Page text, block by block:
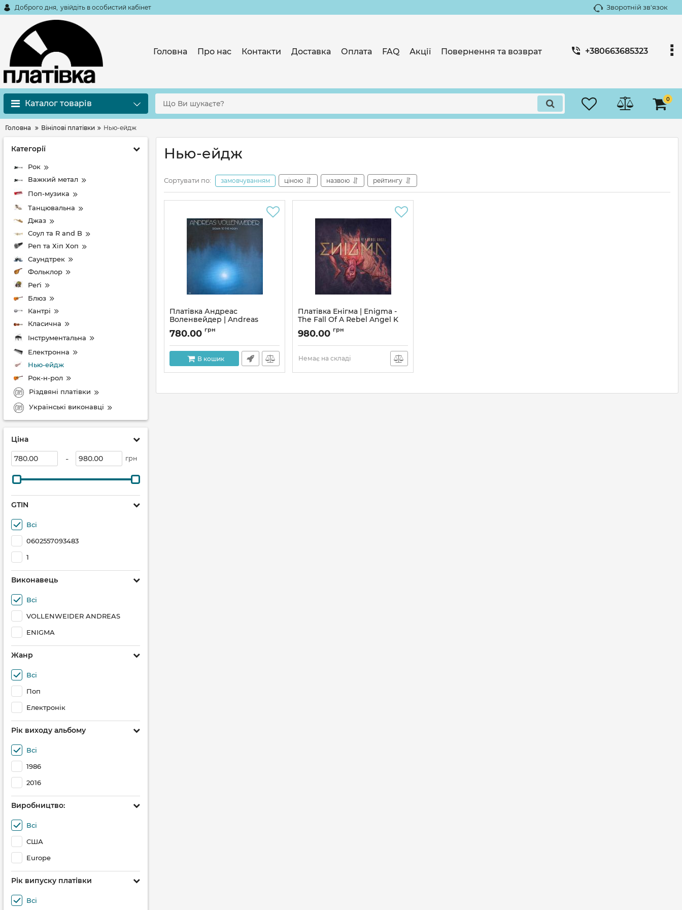
Доброго дня, увійдіть в особистий кабінет Зворотній зв'язок
Головна Про нас Контакти Доставка Оплата FAQ Акції Повернення та возврат +380663685323
Каталог товарів 0
Головна Вінілові платівки Нью-ейдж
Категорії
Рок
Важкий метал
Поп-музика
Танцювальна
Джаз
Соул та R and B
Реп та Хіп Хоп
Саундтрек
Фольклор
Реґі
Блюз
Кантрі
Класична
Інструментальна
Електронна
Нью-ейдж
Рок-н-рол
Різдвяні платівки
Українські виконавці
Ціна
- грн
GTIN
Всі
0602557093483
1
Виконавець
Всі
VOLLENWEIDER ANDREAS
ENIGMA
Жанр
Всі
Поп
Електронік
Рік виходу альбому
Всі
1986
2016
Виробництво:
Всі
США
Europe
Рік випуску платівки
Всі
Нью-ейдж
Сортувати по: замовчуванням ціною назвою рейтингу
Платівка Андреас
Воленвейдер | Andreas
Vollenweider – Down To The
Moon
Артикул: 159168
780.00 грн
В кошик
Платівка Енігма | Enigma -
The Fall Of A Rebel Angel K
Артикул: 136432
980.00 грн
Немає на складі